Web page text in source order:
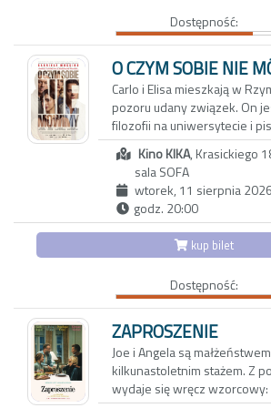
zachwyca
zdjęciami, oddającymi urok
pogórza. Reżyserka tworzy
pamięci, przyjaźni i
bohaterek, które są dla
skłania do
spojrzenia na rzeczywistość
uczęszczanej strony
Dostępność:
O CZYM SOBIE NIE
Carlo i Elisa mieszkają w
pozoru udany związek. On
filozofii na uniwersytecie i
z kryzysem twórczym. Ona
utalentowana, błyskotliwa
felietony ukazują się w
magazynach lifestylowych.
od dwóch dekad związku
więcej rutyny oraz dystansu.
wyjazd do Maroka w
wieloletnich przyjaciół: Anny
trzynastoletniej córki Vittorii -
dociekliwej i ekscentrycznej
Okazuje się, że także oni
kryzys, który najbardziej
dziewczynce. Vittoria, która
Kino KIKA, Krasickiego
sala SOFA
wtorek, 11 sierpnia 2026
godz. 20:00
kup bilet
Dostępność:
ZAPROSZENIE
Joe i Angela są
kilkunastoletnim stażem. Z
wydaje się wręcz